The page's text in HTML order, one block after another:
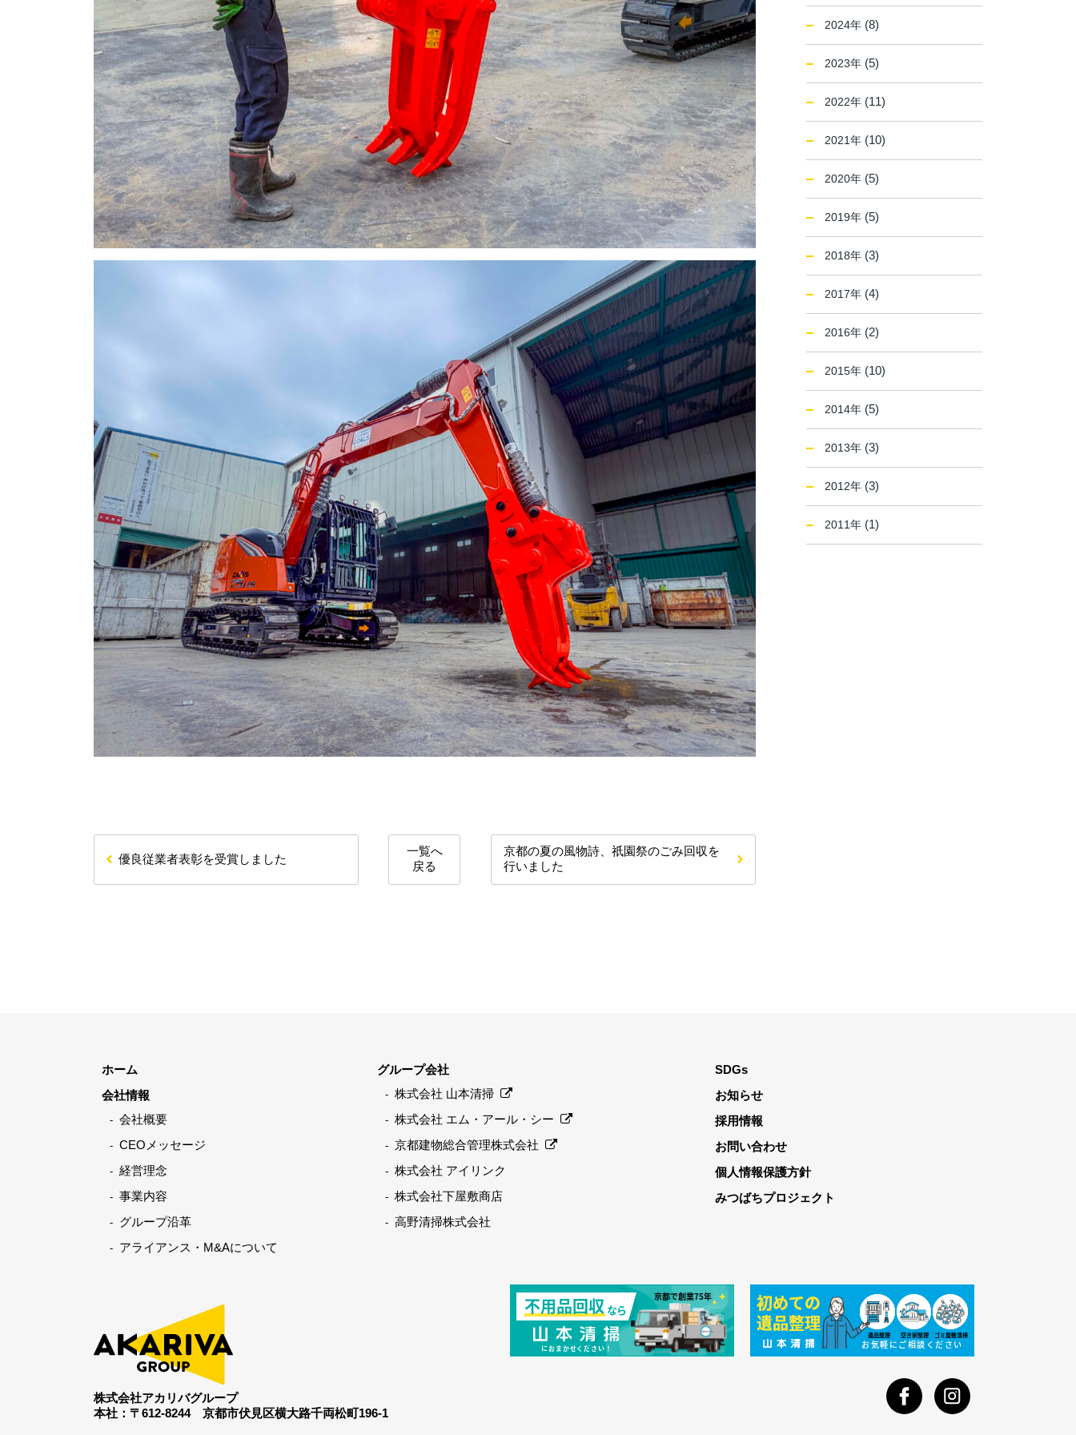
優良従業者表彰を受賞しました
一覧へ
戻る
京都の夏の風物詩、祇園祭のごみ回収を
行いました
2024年 (8)
2023年 (5)
2022年 (11)
2021年 (10)
2020年 (5)
2019年 (5)
2018年 (3)
2017年 (4)
2016年 (2)
2015年 (10)
2014年 (5)
2013年 (3)
2012年 (3)
2011年 (1)
ホーム
会社情報
会社概要
CEOメッセージ
経営理念
事業内容
グループ沿革
アライアンス・M&Aについて
グループ会社
株式会社 山本清掃
株式会社 エム・アール・シー
京都建物総合管理株式会社
株式会社 アイリンク
株式会社下屋敷商店
高野清掃株式会社
SDGs
お知らせ
採用情報
お問い合わせ
個人情報保護方針
みつばちプロジェクト
株式会社アカリバグループ
本社：〒612-8244 京都市伏見区横大路千両松町196-1